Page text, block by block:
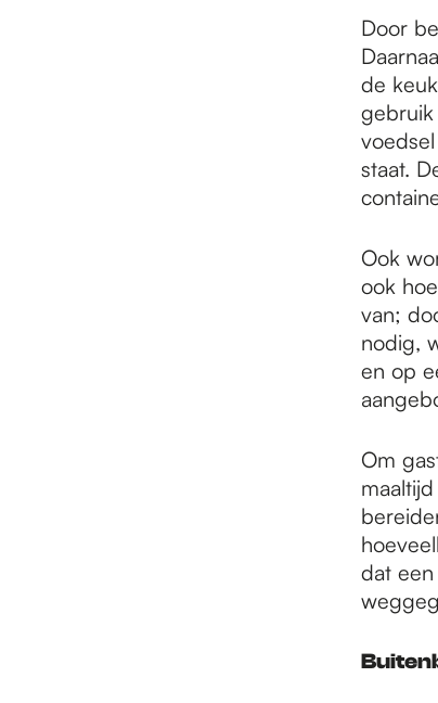
Door
de
staat.
Ook
ook
van;
nodig,
en op
Om
dat